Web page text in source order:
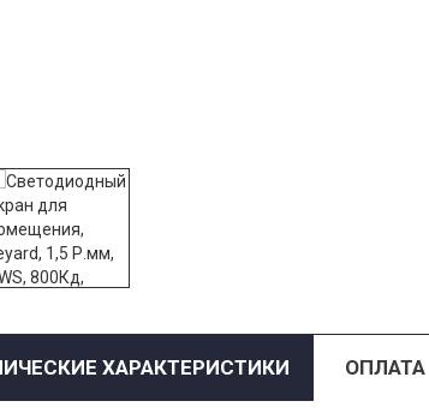
ХАРАКТЕРИСТИКИ ОПЛАТА